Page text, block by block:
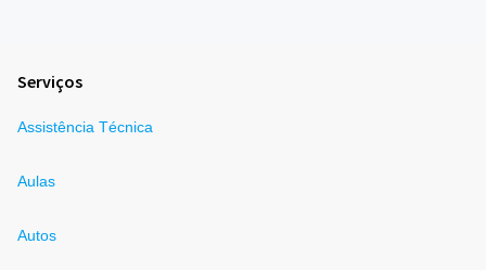
Serviços
Assistência Técnica
Aulas
Autos